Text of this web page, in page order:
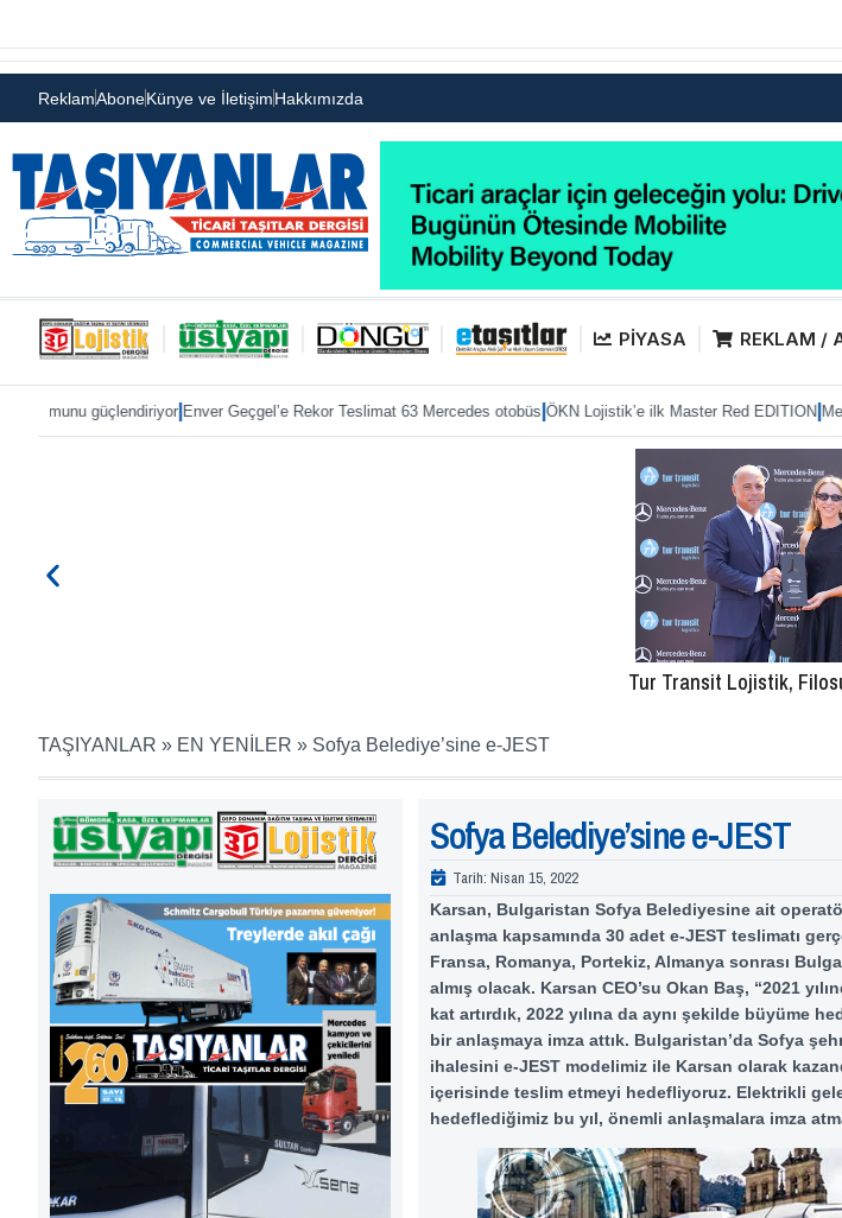
ReklamAboneKünye ve İletişimHakkımızda
PİYASA REKLAM /
| Enver Geçgel’e Rekor Teslimat 63 Mercedes otobüs|ÖKN Lojistik’e ilk Master Red EDITION|Mercedes’ten
Tur Transit Lojistik,
TAŞIYANLAR » EN YENİLER » Sofya Belediye’sine e-JEST
Sofya Belediye’sine e-JEST
Tarih: Nisan 15, 2022
Karsan, Bulgaristan Sofya Belediyesine ait
anlaşma kapsamında 30 adet e-JEST teslimatı
Fransa, Romanya, Portekiz, Almanya sonrası
almış olacak. Karsan CEO’su Okan Baş, “2021
kat artırdık, 2022 yılına da aynı şekilde büyüme
bir anlaşmaya imza attık. Bulgaristan’da Sofya
ihalesini e-JEST modelimiz ile Karsan olarak
içerisinde teslim etmeyi hedefliyoruz. Elektrikli
hedeflediğimiz bu yıl, önemli anlaşmalara imza